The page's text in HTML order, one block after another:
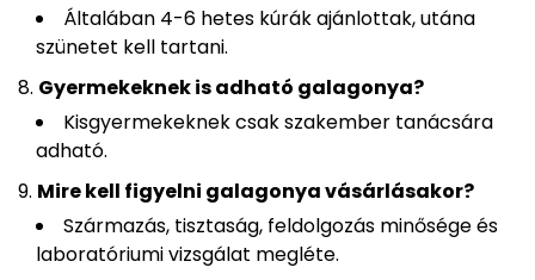
Általában 4-6 hetes kúrák ajánlottak, utána
szünetet kell tartani.
Gyermekeknek is adható galagonya?
Kisgyermekeknek csak szakember tanácsára
adható.
Mire kell figyelni galagonya vásárlásakor?
Származás, tisztaság, feldolgozás minősége és
laboratóriumi vizsgálat megléte.